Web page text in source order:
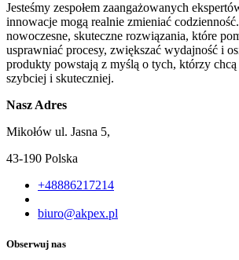
Jesteśmy zespołem zaangażowanych
innowacje mogą realnie zmieniać
nowoczesne, skuteczne rozwiązania, które
usprawniać procesy, zwiększać wydajność i
produkty powstają z myślą o tych, którzy chcą
szybciej i skuteczniej.
Nasz Adres
Mikołów ul. Jasna 5,
43-190 Polska
+48886217214
biuro@akpex.pl
Obserwuj nas